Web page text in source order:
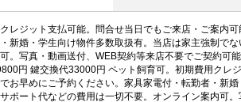
レジット支払可能。問合せ当日でもご来店・ご案内
新婚・学生向け物件多数取扱有。当店は家主強制で
。写真・動画送付、WEB契約等来店不要でご契約可能
円 鍵交換代33000円 ペット飼育可。初期費用クレ
お早めにご予約ください。家具家電付・転勤者・新
ポート代などの費用は一切不要。オンライン案内可